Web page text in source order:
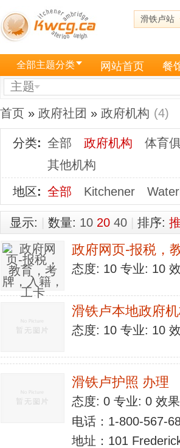
滑铁卢站
全部主题分类 网站首页 餐
主题
首页 » 政府社团 » 政府机构 (4)
分类: 全部 政府机构 体育
其他机构
地区: 全部 Kitchener
显示: 数量: 10 20 40 排序:
政府网页-报税，
态度: 10 专业: 10
滑铁卢本地政府
态度: 10 专业: 10
滑铁卢护照 办理
态度: 0 专业: 0 效
电话：1-800-567-
地址：101